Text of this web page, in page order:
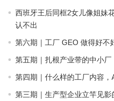
西班牙王后同框2女儿像姐妹
认不出
第六期｜工厂 GEO 做得好不
第五期｜扎根产业带的中小
第四期｜什么样的工厂内容，
第三期｜生产型企业立竿见影